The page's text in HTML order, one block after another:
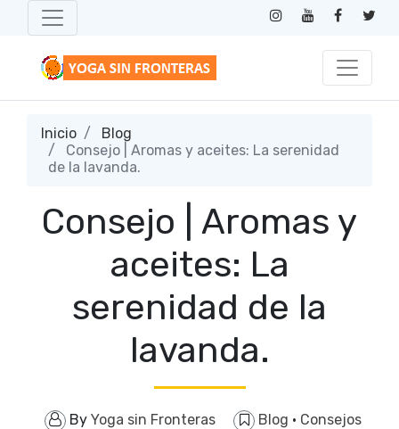
Inicio
Blog
Consejo | Aromas y aceites: La serenidad
de la lavanda.
Consejo | Aromas y
aceites: La
serenidad de la
lavanda.
By Yoga sin Fronteras Blog · Consejos